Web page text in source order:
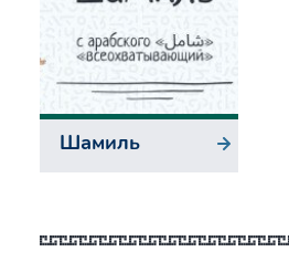
Шамиль